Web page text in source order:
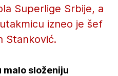
Superlige Srbije, a
izneo je šef
Stanković.
malo složeniju